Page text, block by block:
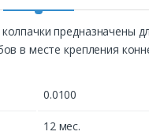
предназначены
в месте крепления
0.0100
12 мес.